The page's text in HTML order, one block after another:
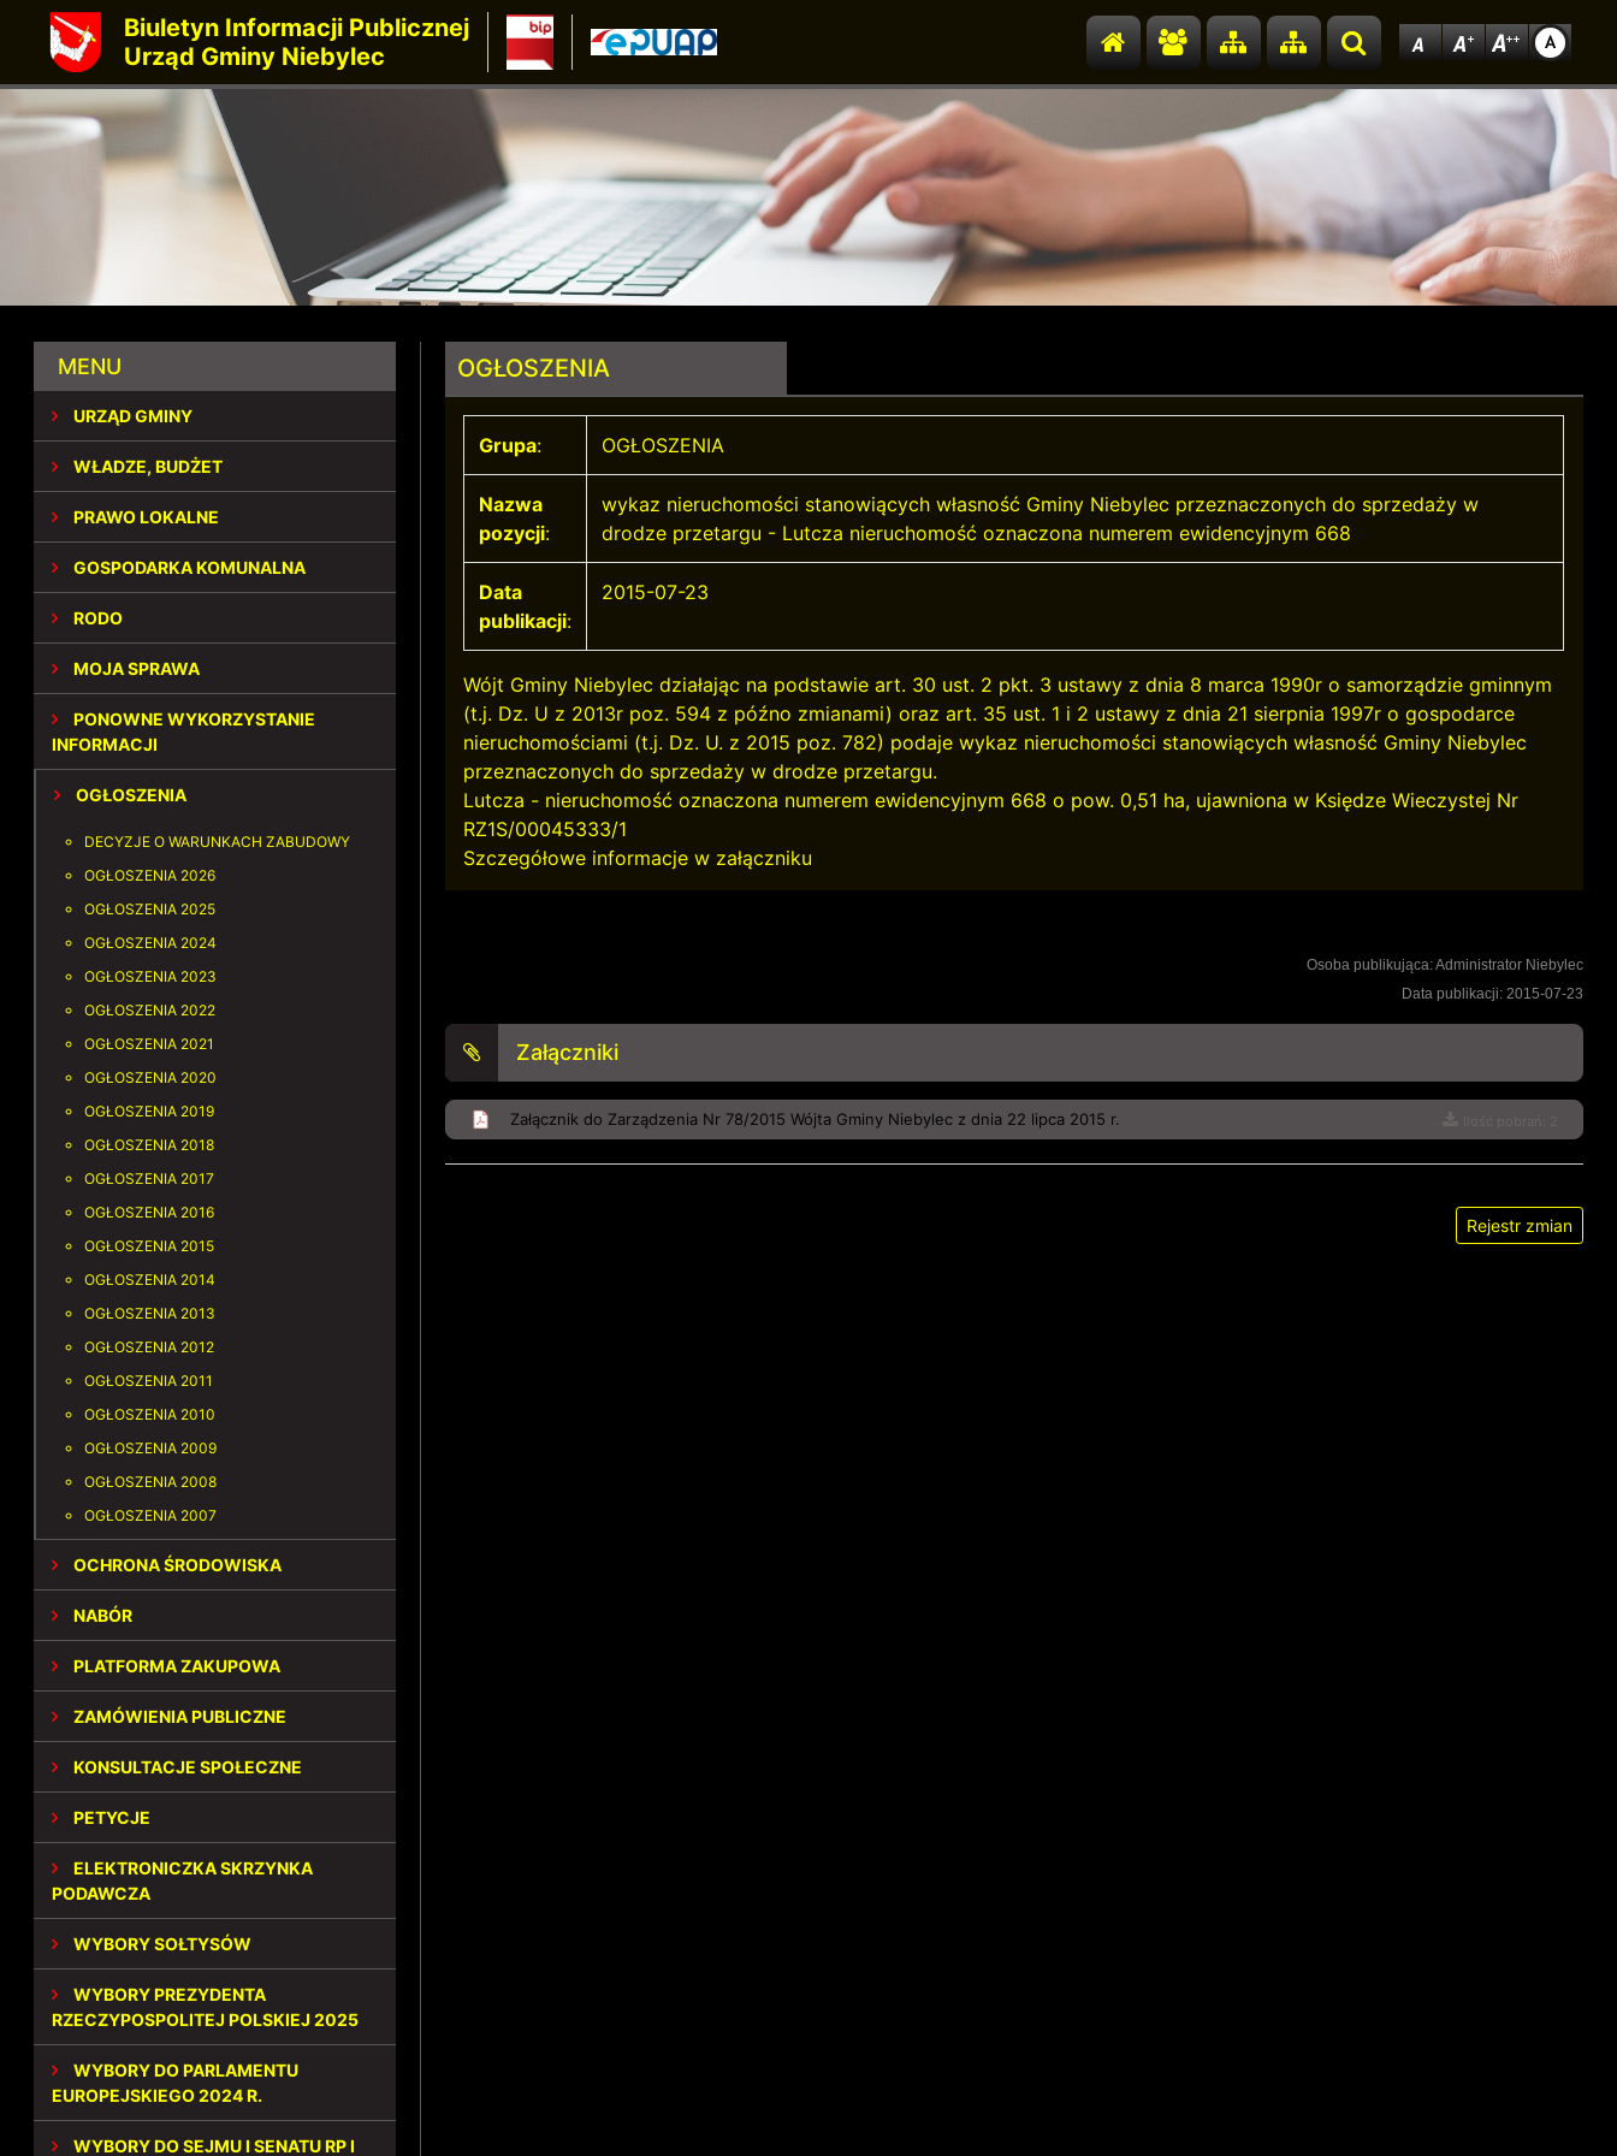
Biuletyn Informacji Publicznej
Urząd Gminy Niebylec
Przejdź do strony głównej
Przejdź do redakcji
Przejdź do mapy strony
Przejdź do mapy strony
Szukaj
MENU
URZĄD GMINY
WŁADZE, BUDŻET
PRAWO LOKALNE
GOSPODARKA KOMUNALNA
RODO
MOJA SPRAWA
PONOWNE WYKORZYSTANIE
INFORMACJI
OGŁOSZENIA
DECYZJE O WARUNKACH ZABUDOWY
OGŁOSZENIA 2026
OGŁOSZENIA 2025
OGŁOSZENIA 2024
OGŁOSZENIA 2023
OGŁOSZENIA 2022
OGŁOSZENIA 2021
OGŁOSZENIA 2020
OGŁOSZENIA 2019
OGŁOSZENIA 2018
OGŁOSZENIA 2017
OGŁOSZENIA 2016
OGŁOSZENIA 2015
OGŁOSZENIA 2014
OGŁOSZENIA 2013
OGŁOSZENIA 2012
OGŁOSZENIA 2011
OGŁOSZENIA 2010
OGŁOSZENIA 2009
OGŁOSZENIA 2008
OGŁOSZENIA 2007
OCHRONA ŚRODOWISKA
NABÓR
PLATFORMA ZAKUPOWA
ZAMÓWIENIA PUBLICZNE
KONSULTACJE SPOŁECZNE
PETYCJE
ELEKTRONICZKA SKRZYNKA
PODAWCZA
WYBORY SOŁTYSÓW
WYBORY PREZYDENTA
RZECZYPOSPOLITEJ POLSKIEJ 2025
WYBORY DO PARLAMENTU
EUROPEJSKIEGO 2024 R.
WYBORY DO SEJMU I SENATU RP I
OGŁOSZENIA
Grupa: OGŁOSZENIA
Nazwa
pozycji:
wykaz nieruchomości stanowiących własność Gminy Niebylec przeznaczonych do sprzedaży w
drodze przetargu - Lutcza nieruchomość oznaczona numerem ewidencyjnym 668
Data
publikacji:
2015-07-23
Wójt Gminy Niebylec działając na podstawie art. 30 ust. 2 pkt. 3 ustawy z dnia 8 marca 1990r o samorządzie gminnym
(t.j. Dz. U z 2013r poz. 594 z późno zmianami) oraz art. 35 ust. 1 i 2 ustawy z dnia 21 sierpnia 1997r o gospodarce
nieruchomościami (t.j. Dz. U. z 2015 poz. 782) podaje wykaz nieruchomości stanowiących własność Gminy Niebylec
przeznaczonych do sprzedaży w drodze przetargu.
Lutcza - nieruchomość oznaczona numerem ewidencyjnym 668 o pow. 0,51 ha, ujawniona w Księdze Wieczystej Nr
RZ1S/00045333/1
Szczegółowe informacje w załączniku
Osoba publikująca: Administrator Niebylec
Data publikacji: 2015-07-23
Załączniki
Załącznik do Zarządzenia Nr 78/2015 Wójta Gminy Niebylec z dnia 22 lipca 2015 r.
Rejestr zmian